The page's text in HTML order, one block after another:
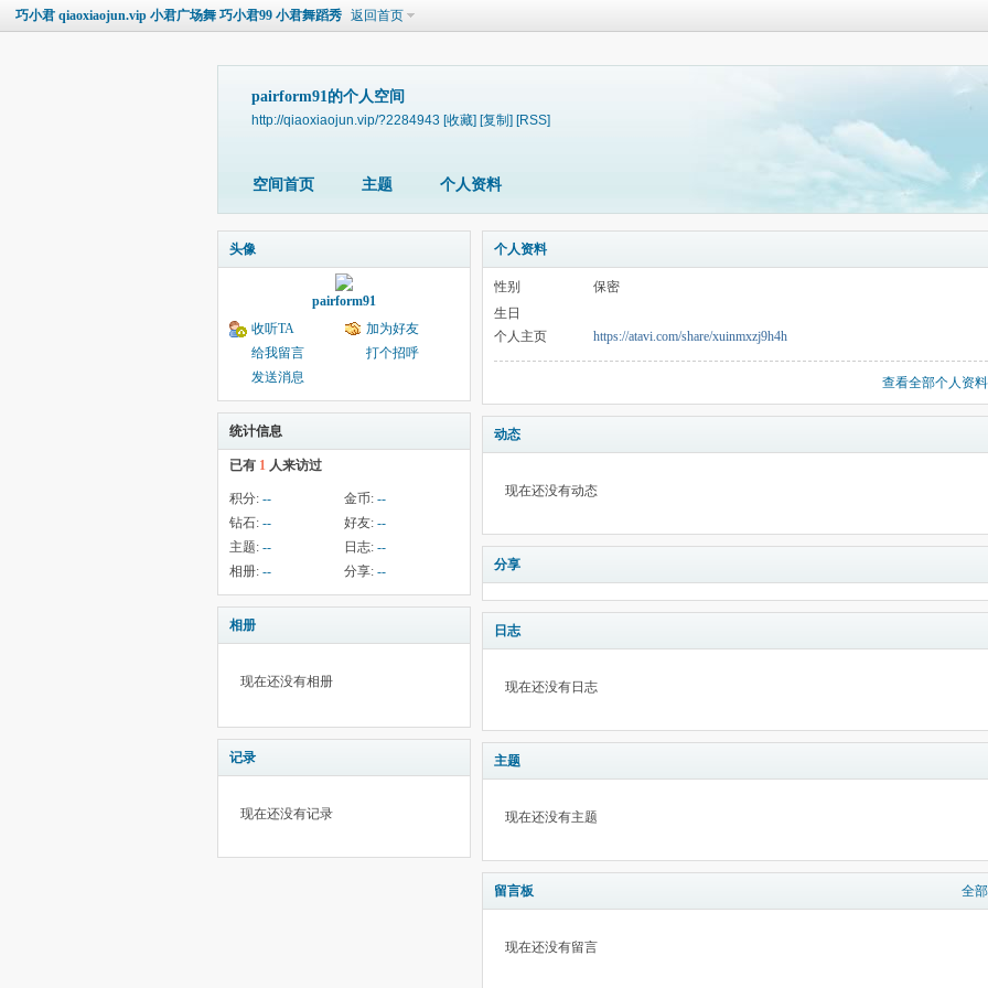
巧小君 qiaoxiaojun.vip 小君广场舞 巧小君99 小君舞蹈秀 返回首页
pairform91的个人空间
http://qiaoxiaojun.vip/?2284943 [收藏] [复制] [RSS]
空间首页 主题 个人资料
头像
pairform91
收听TA
加为好友
给我留言
打个招呼
发送消息
统计信息
已有 1 人来访过
积分: -- 金币: --
钻石: -- 好友: --
主题: -- 日志: --
相册: -- 分享: --
相册
现在还没有相册
记录
现在还没有记录
个人资料
性别
保密
生日
个人主页
https://atavi.com/share/xuinmxzj9h4h
查看全部个人资料
动态
现在还没有动态
分享
日志
现在还没有日志
主题
现在还没有主题
留言板 全部
现在还没有留言